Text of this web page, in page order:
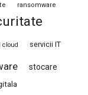
ransomware
cloud servicii IT
stocare